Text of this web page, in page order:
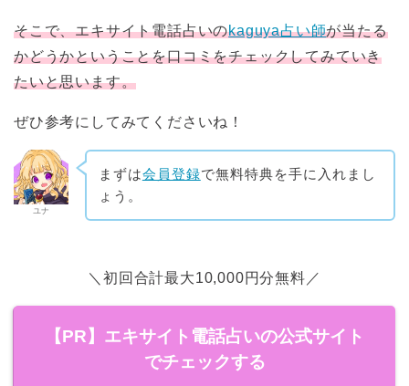
そこで、エキサイト電話占いのkaguya占い師が当たる
かどうかということを口コミをチェックしてみていき
たいと思います。
ぜひ参考にしてみてくださいね！
ユナ
まずは会員登録で無料特典を手に入れまし
ょう。
＼初回合計最大10,000円分無料／
【PR】エキサイト電話占いの公式サイト
でチェックする